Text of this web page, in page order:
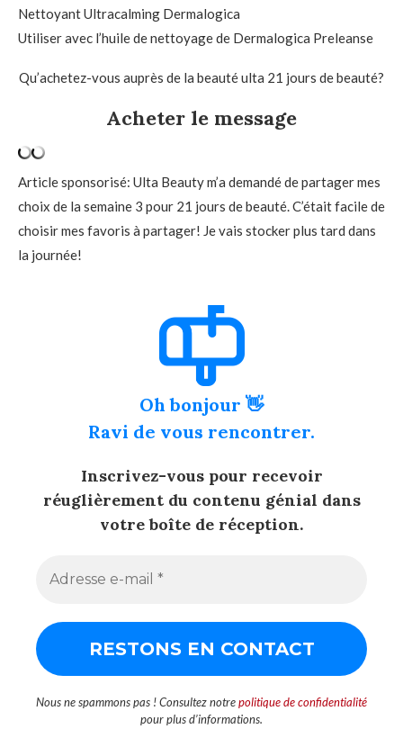
Nettoyant Ultracalming Dermalogica
Utiliser avec l’huile de nettoyage de Dermalogica Preleanse
Qu’achetez-vous auprès de la beauté ulta 21 jours de beauté?
Acheter le message
Article sponsorisé: Ulta Beauty m’a demandé de partager mes
choix de la semaine 3 pour 21 jours de beauté. C’était facile de
choisir mes favoris à partager! Je vais stocker plus tard dans
la journée!
Oh bonjour 👋
Ravi de vous rencontrer.
Inscrivez-vous pour recevoir
réuglièrement du contenu génial dans
votre boîte de réception.
Nous ne spammons pas ! Consultez notrepolitique de confidentialité
pour plus d’informations.